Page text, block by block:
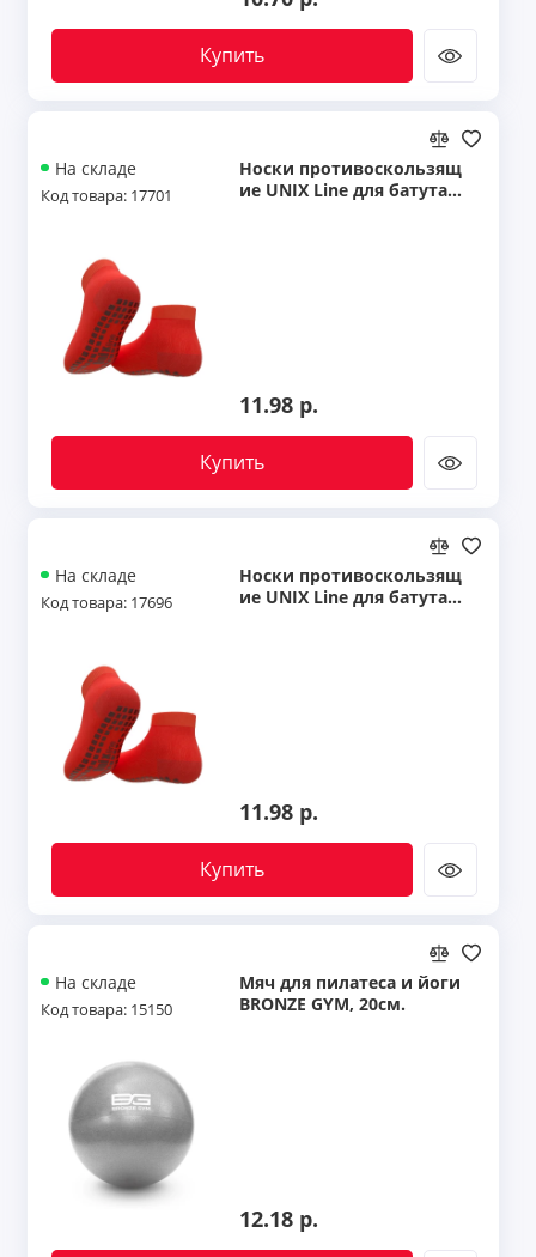
Купить
На складе
Код товара: 17701
Носки противоскользящ
ие UNIX Line для батута
11.98 р.
Купить
На складе
Код товара: 17696
Носки противоскользящ
ие UNIX Line для батута
11.98 р.
Купить
На складе
Код товара: 15150
Мяч для пилатеса и йоги
BRONZE GYM, 20см.
12.18 р.